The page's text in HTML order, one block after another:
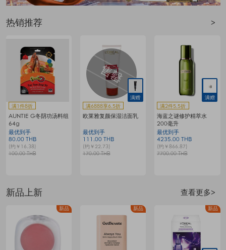
热销推荐 >
满1件8折
AUNTIE G冬阴功汤料组
64g
最优到手
80.00 THB
(约￥16.38)
100.00 THB
满赠
满6888享6.5折
欧莱雅复颜保湿洁面乳
最优到手
111.00 THB
(约￥22.73)
170.00 THB
满赠
满2件5.5折
海蓝之谜修护精萃水
200毫升
最优到手
4235.00 THB
(约￥866.87)
7700.00 THB
新品上新 查看更多>
新品 新品 新品